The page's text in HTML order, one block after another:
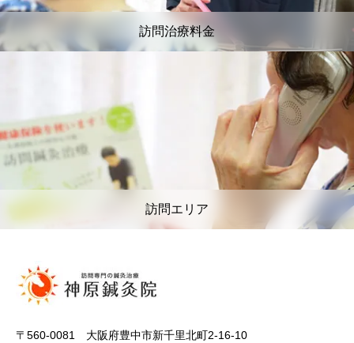
訪問治療料金
訪問エリア
〒560-0081 大阪府豊中市新千里北町2-16-10